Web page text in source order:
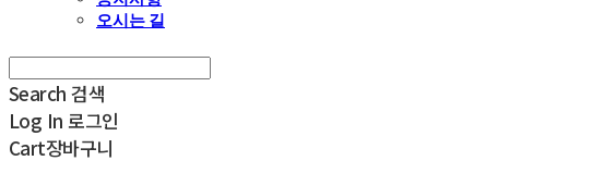
오시는 길
Search 검색
Log In 로그인
Cart장바구니